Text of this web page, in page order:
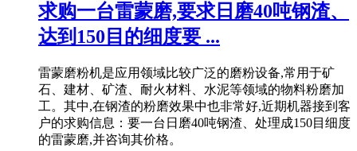
求购一台雷蒙磨,要求日磨40吨钢渣、
达到150目的细度要 ...
雷蒙磨粉机是应用领域比较广泛的磨粉设备,常用于矿
石、建材、矿渣、耐火材料、水泥等领域的物料粉磨加
工。其中,在钢渣的粉磨效果中也非常好,近期机器接到客
户的求购信息：要一台日磨40吨钢渣、处理成150目细度
的雷蒙磨,并咨询其价格。